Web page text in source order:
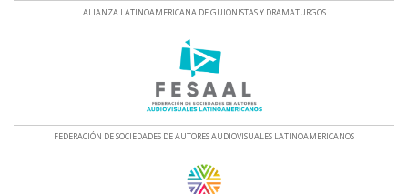
ALIANZA LATINOAMERICANA DE GUIONISTAS Y DRAMATURGOS
FEDERACIÓN DE SOCIEDADES DE AUTORES AUDIOVISUALES LATINOAMERICANOS